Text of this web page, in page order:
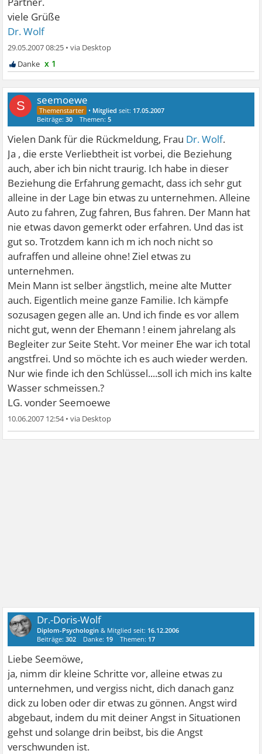
viele Grüße
Dr. Wolf
29.05.2007 08:25 •
x 1
S seemoewe
• Mitglied seit: 17.05.2007
Beiträge:30 Themen:5
Vielen Dank für die Rückmeldung, Frau Dr. Wolf.
Ja , die erste Verliebtheit ist vorbei, die Beziehung
auch, aber ich bin nicht traurig. Ich habe in dieser
Beziehung die Erfahrung gemacht, dass ich sehr gut
alleine in der Lage bin etwas zu unternehmen. Alleine
Auto zu fahren, Zug fahren, Bus fahren. Der Mann hat
nie etwas davon gemerkt oder erfahren. Und das ist
gut so. Trotzdem kann ich m ich noch nicht so
aufraffen und alleine ohne! Ziel etwas zu
unternehmen.
Mein Mann ist selber ängstlich, meine alte Mutter
auch. Eigentlich meine ganze Familie. Ich kämpfe
sozusagen gegen alle an. Und ich finde es vor allem
nicht gut, wenn der Ehemann ! einem jahrelang als
Begleiter zur Seite Steht. Vor meiner Ehe war ich total
angstfrei. Und so möchte ich es auch wieder werden.
Nur wie finde ich den Schlüssel....soll ich mich ins kalte
Wasser schmeissen.?
LG. vonder Seemoewe
10.06.2007 12:54•
Dr.-Doris-Wolf
Diplom-Psychologin & Mitglied seit: 16.12.2006
Beiträge:302 Danke: 19 Themen: 17
Liebe Seemöwe,
ja, nimm dir kleine Schritte vor, alleine etwas zu
unternehmen, und vergiss nicht, dich danach ganz
dick zu loben oder dir etwas zu gönnen. Angst wird
abgebaut, indem du mit deiner Angst in Situationen
gehst und solange drin beibst, bis die Angst
verschwunden ist.